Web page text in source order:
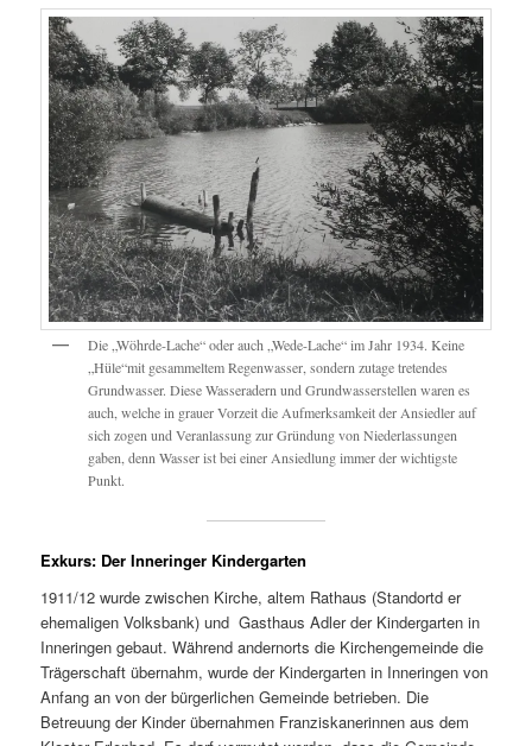
Die „Wöhrde-Lache“ oder auch „Wede-Lache“ im Jahr 1934. Keine
„Hüle“mit gesammeltem Regenwasser, sondern zutage tretendes
Grundwasser. Diese Wasseradern und Grundwasserstellen waren es
auch, welche in grauer Vorzeit die Aufmerksamkeit der Ansiedler auf
sich zogen und Veranlassung zur Gründung von Niederlassungen
gaben, denn Wasser ist bei einer Ansiedlung immer der wichtigste
Punkt.
Exkurs: Der Inneringer Kindergarten
1911/12 wurde zwischen Kirche, altem Rathaus (Standortd er
ehemaligen Volksbank) und Gasthaus Adler der Kindergarten in
Inneringen gebaut. Während andernorts die Kirchengemeinde die
Trägerschaft übernahm, wurde der Kindergarten in Inneringen von
Anfang an von der bürgerlichen Gemeinde betrieben. Die
Betreuung der Kinder übernahmen Franziskanerinnen aus dem